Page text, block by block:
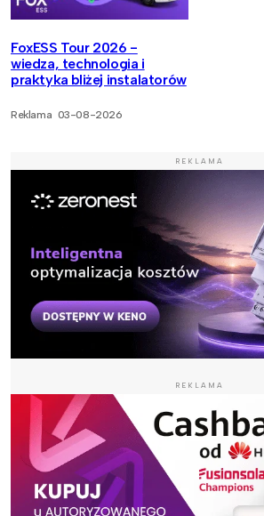
FoxESS Tour 2026 -
wiedza, technologia i
praktyka bliżej instalatorów
Reklama 03-08-2026
REKLAMA
REKLAMA